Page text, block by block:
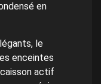
en
le
enceintes
actif